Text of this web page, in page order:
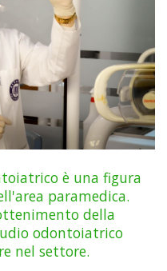
è una figura
paramedica.
della
odontoiatrico
nel settore.